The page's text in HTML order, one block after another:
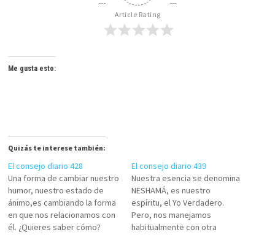
Article Rating
Me gusta esto:
Quizás te interese también:
El consejo diario 428
Una forma de cambiar nuestro
humor, nuestro estado de
ánimo,es cambiando la forma
en que nos relacionamos con
él. ¿Quieres saber cómo?
El consejo diario 439
Nuestra esencia se denomina
NESHAMÁ, es nuestro
espíritu, el Yo Verdadero.
Pero, nos manejamos
habitualmente con otra